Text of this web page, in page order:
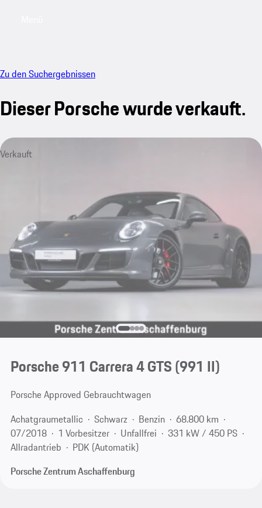
Zu den Suchergebnissen
Dieser Porsche wurde verkauft.
Verkauft
Porsche 911 Carrera 4 GTS(991 II)
Porsche Approved Gebrauchtwagen
Achatgraumetallic
Schwarz Benzin
68.800 km
07/2018
1 Vorbesitzer Unfallfrei
331 kW / 450 PS
Allradantrieb
PDK (Automatik)
Porsche Zentrum Aschaffenburg